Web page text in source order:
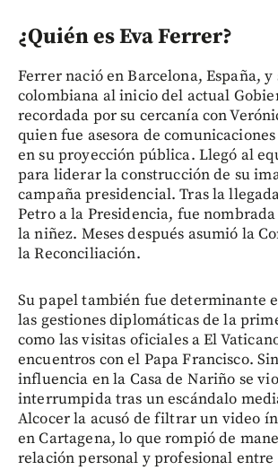
¿Quién es Eva Ferrer?
Ferrer nació en Barcelona, España, y
colombiana al inicio del actual
recordada por su cercanía con
quien fue asesora de
en su proyección pública. Llegó al
para liderar la construcción de su
campaña presidencial. Tras la
Petro a la Presidencia, fue
la niñez. Meses después asumió la
la Reconciliación.
Su papel también fue determinante
las gestiones diplomáticas de la
como las visitas oficiales a El
encuentros con el Papa Francisco.
influencia en la Casa de Nariño se
interrumpida tras un escándalo
Alcocer la acusó de filtrar un video
en Cartagena, lo que rompió de
relación personal y profesional entre